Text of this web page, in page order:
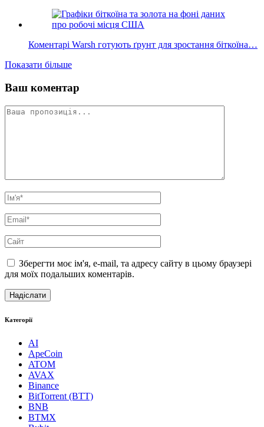
Коментарі Warsh готують ґрунт для зростання біткоїна…
Показати більше
Ваш коментар
Зберегти моє ім'я, e-mail, та адресу сайту в цьому браузері
для моїх подальших коментарів.
Категорії
AI
ApeCoin
ATOM
AVAX
Binance
BitTorrent (BTT)
BNB
BTMX